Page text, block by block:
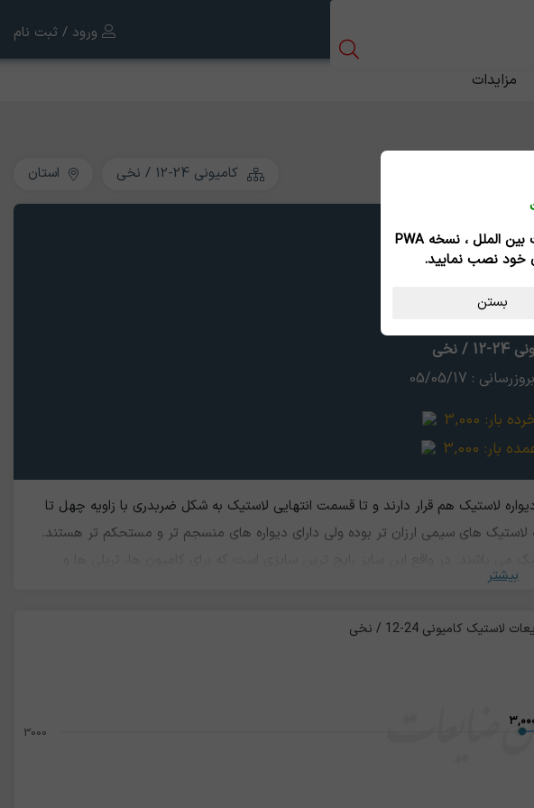
ورود / ثبت نام
مزایدات
کامیونی 24-12 / نخی استان
/ نخی
: 05/05/17
بار: 3,000
بار: 3,000
لاستیک هم قرار دارند و تا قسمت انتهایی لاستیک به شکل ضربدری با زاویه چهل تا
های سیمی ارزان تر بوده ولی دارای دیواره های منسجم تر و مستحکم تر هستند.
لاستیکی مانند چمن های مصنوعی، کفپوش ها و حتی تولید گازوئیل را دارند
بیشتر
کامیونی 24-12 / نخی
3000
برای دسترسی همیشگی حتی در زمان قطعی اینترنت بین الملل ، نسخه PWA
خود نصب نمایید.
بستن